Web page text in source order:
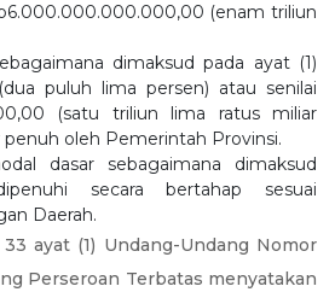
(enam triliun
dimaksud pada ayat (1)
puluh lima persen) atau senilai
(satu triliun lima ratus miliar
penuh oleh Pemerintah Provinsi.
dasar sebagaimana dimaksud
secara bertahap sesuai
Daerah.
ayat (1) Undang-Undang Nomor
Perseroan Terbatas menyatakan